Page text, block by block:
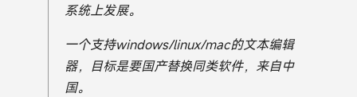
系统上发展。
一个支持windows/linux/mac的文本编辑
器，目标是要国产替换同类软件，来自中
国。